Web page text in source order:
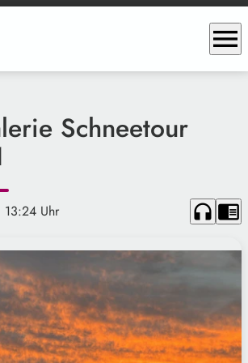
menu
Schneetour
13:24 Uhr headphones chrome_reader_mode